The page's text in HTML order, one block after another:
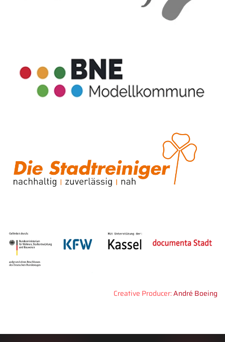
Creative Producer:André Boeing